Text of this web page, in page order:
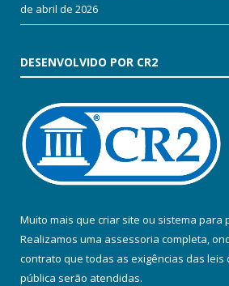
de abril de 2026
DESENVOLVIDO POR CR2
Muito mais que criar site ou sistema para
Realizamos uma assessoria completa,
contrato que todas as exigências das leis
pública serão atendidas.